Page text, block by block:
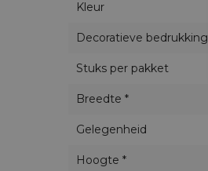
Kleur
Decoratieve bedrukking
Stuks per pakket
Breedte *
Gelegenheid
Hoogte *